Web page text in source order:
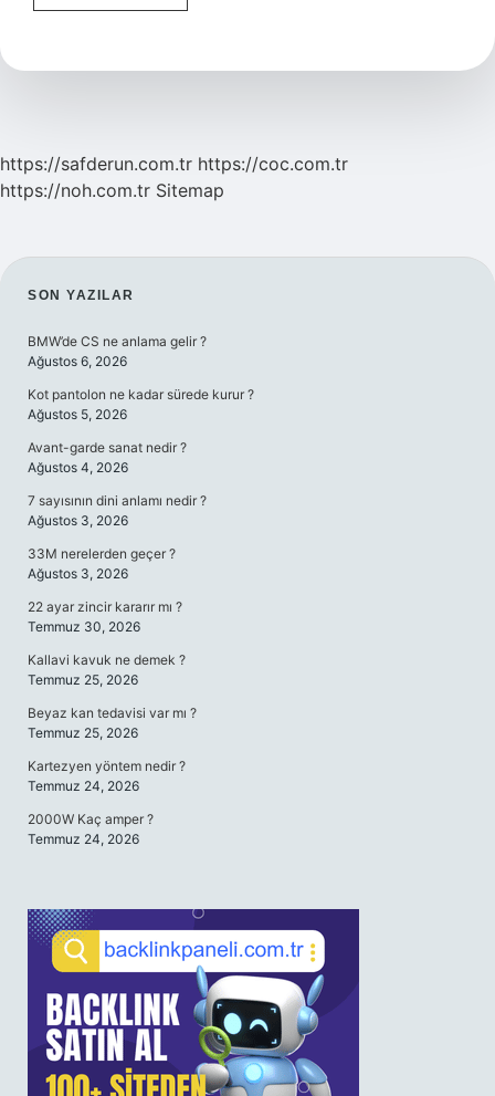
Atasi
https://safderun.com.tr https://coc.com.tr
https://noh.com.tr Sitemap
SIDEBAR
SON YAZILAR
BMW’de CS ne anlama gelir ?
Ağustos 6, 2026
Kot pantolon ne kadar sürede kurur ?
Ağustos 5, 2026
Avant-garde sanat nedir ?
Ağustos 4, 2026
7 sayısının dini anlamı nedir ?
Ağustos 3, 2026
33M nerelerden geçer ?
Ağustos 3, 2026
22 ayar zincir kararır mı ?
Temmuz 30, 2026
Kallavi kavuk ne demek ?
Temmuz 25, 2026
Beyaz kan tedavisi var mı ?
Temmuz 25, 2026
Kartezyen yöntem nedir ?
Temmuz 24, 2026
2000W Kaç amper ?
Temmuz 24, 2026